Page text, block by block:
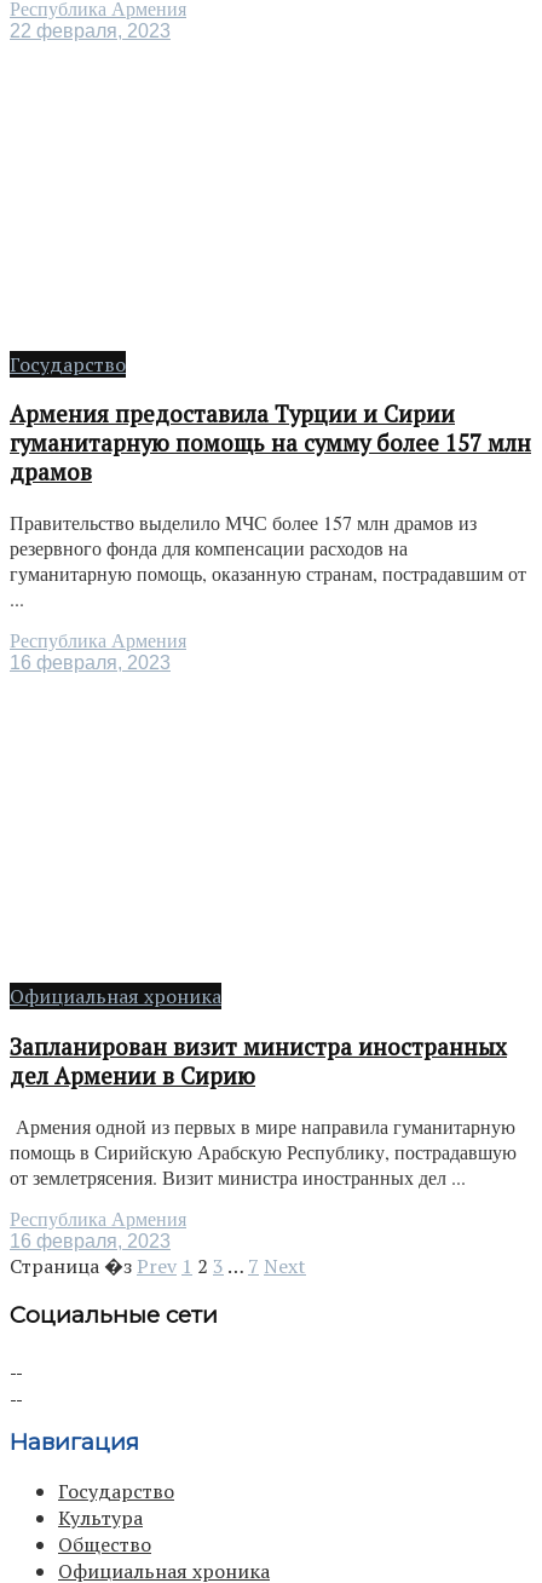
Республика Армения
22 февраля, 2023
Государство
Армения предоставила Турции и Сирии
гуманитарную помощь на сумму более 157 млн
​​драмов
Правительство выделило МЧС более 157 млн ​​драмов из
резервного фонда для компенсации расходов на
гуманитарную помощь, оказанную странам, пострадавшим от
...
Республика Армения
16 февраля, 2023
Официальная хроника
Запланирован визит министра иностранных
дел Армении в Сирию
Армения одной из первых в мире направила гуманитарную
помощь в Сирийскую Арабскую Республику, пострадавшую
от землетрясения. Визит министра иностранных дел ...
Республика Армения
16 февраля, 2023
Страница �з Prev 1 2 3 … 7 Next
Социальные сети
Навигация
Государство
Культура
Общество
Официальная хроника